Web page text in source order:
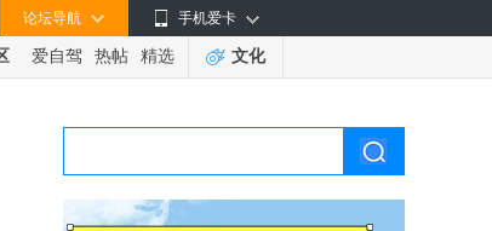
手机爱卡
论坛导航
爱自驾 热帖 精选 文化